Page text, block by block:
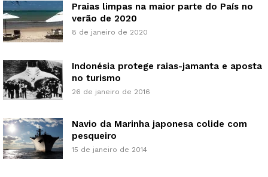
Praias limpas na maior parte do País no
verão de 2020
8 de janeiro de 2020
Indonésia protege raias-jamanta e aposta
no turismo
26 de janeiro de 2016
Navio da Marinha japonesa colide com
pesqueiro
15 de janeiro de 2014